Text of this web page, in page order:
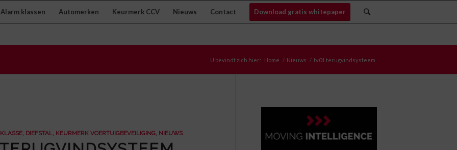
klassen Automerken Keurmerk CCV Nieuws Contact Download gratis whitepaper
U bevindt zich hier: Home / Nieuws / tv01 terugvindsysteem
, DIEFSTAL, KEURMERK VOERTUIGBEVEILIGING, NIEUWS